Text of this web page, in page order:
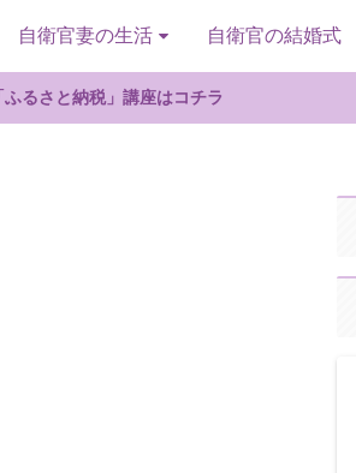
自衛官妻の生活 自衛官の結婚式
ふるさと納税」講座はコチラ